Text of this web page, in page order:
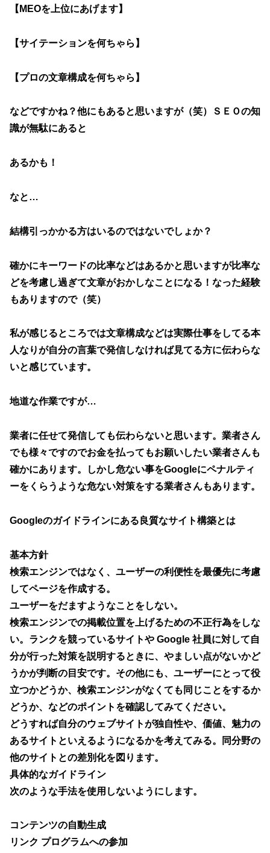
【MEOを上位にあげます】
【サイテーションを何ちゃら】
【プロの文章構成を何ちゃら】
などですかね？他にもあると思いますが（笑）ＳＥＯの知
識が無駄にあると
あるかも！
なと…
結構引っかかる方はいるのではないでしょか？
確かにキーワードの比率などはあるかと思いますが比率な
どを考慮し過ぎて文章がおかしなことになる！なった経験
もありますので（笑）
私が感じるところでは文章構成などは実際仕事をしてる本
人なりが自分の言葉で発信しなければ見てる方に伝わらな
いと感じています。
地道な作業ですが…
業者に任せて発信しても伝わらないと思います。業者さん
でも様々ですのでお金を払ってもお願いしたい業者さんも
確かにあります。しかし危ない事をGoogleにペナルティ
ーをくらうような危ない対策をする業者さんもあります。
Googleのガイドラインにある良質なサイト構築とは
基本方針
検索エンジンではなく、ユーザーの利便性を最優先に考慮
してページを作成する。
ユーザーをだますようなことをしない。
検索エンジンでの掲載位置を上げるための不正行為をしな
い。ランクを競っているサイトや Google 社員に対して自
分が行った対策を説明するときに、やましい点がないかど
うかが判断の目安です。その他にも、ユーザーにとって役
立つかどうか、検索エンジンがなくても同じことをするか
どうか、などのポイントを確認してみてください。
どうすれば自分のウェブサイトが独自性や、価値、魅力の
あるサイトといえるようになるかを考えてみる。同分野の
他のサイトとの差別化を図ります。
具体的なガイドライン
次のような手法を使用しないようにします。
コンテンツの自動生成
リンク プログラムへの参加